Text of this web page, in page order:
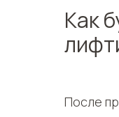
Как
После